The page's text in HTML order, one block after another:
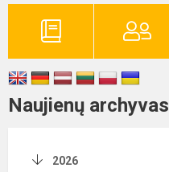
Naujienų archyvas
2026